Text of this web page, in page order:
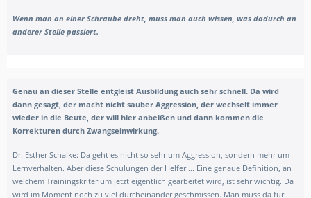
Wenn man an einer Schraube dreht, muss man auch wissen, was dadurch an
anderer Stelle passiert.
Genau an dieser Stelle entgleist Ausbildung auch sehr schnell. Da wird
dann gesagt, der macht nicht sauber Aggression, der wechselt immer
wieder in die Beute, der will hier anbeißen und dann kommen die
Korrekturen durch Zwangseinwirkung.
Dr. Esther Schalke: Da geht es nicht so sehr um Aggression, sondern mehr um
Lernverhalten. Aber diese Schulungen der Helfer ... Eine genaue Definition, an
welchem Trainingskriterium jetzt eigentlich gearbeitet wird, ist sehr wichtig. Da
wird im Moment noch zu viel durcheinander geschmissen. Man muss da für